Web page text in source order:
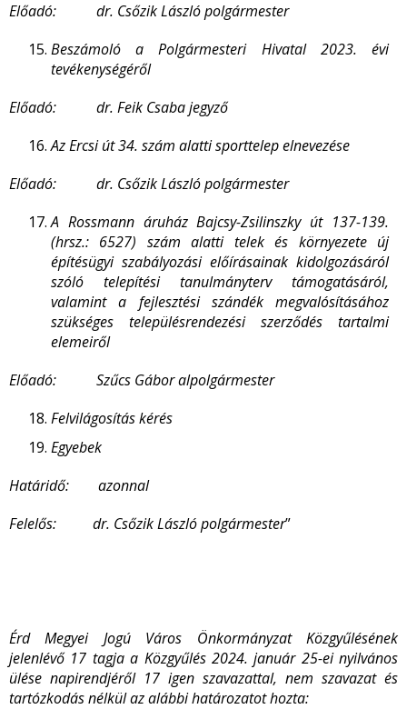
Előadó: dr. Csőzik László polgármester
Beszámoló a Polgármesteri Hivatal 2023. évi
tevékenységéről
Előadó: dr. Feik Csaba jegyző
Az Ercsi út 34. szám alatti sporttelep elnevezése
Előadó: dr. Csőzik László polgármester
A Rossmann áruház Bajcsy-Zsilinszky út 137-139.
(hrsz.: 6527) szám alatti telek és környezete új
építésügyi szabályozási előírásainak kidolgozásáról
szóló telepítési tanulmányterv támogatásáról,
valaminta fejlesztési szándék megvalósításához
szükséges településrendezési szerződés tartalmi
elemeiről
Előadó: Szűcs Gábor alpolgármester
Felvilágosítás kérés
Egyebek
Határidő: azonnal
Felelős: dr. Csőzik László polgármester”
Érd Megyei Jogú Város Önkormányzat Közgyűlésének
jelenlévő 17 tagja a Közgyűlés 2024. január 25-ei nyilvános
ülése napirendjéről 17 igen szavazattal, nem szavazat és
tartózkodás nélkül az alábbi határozatot hozta: